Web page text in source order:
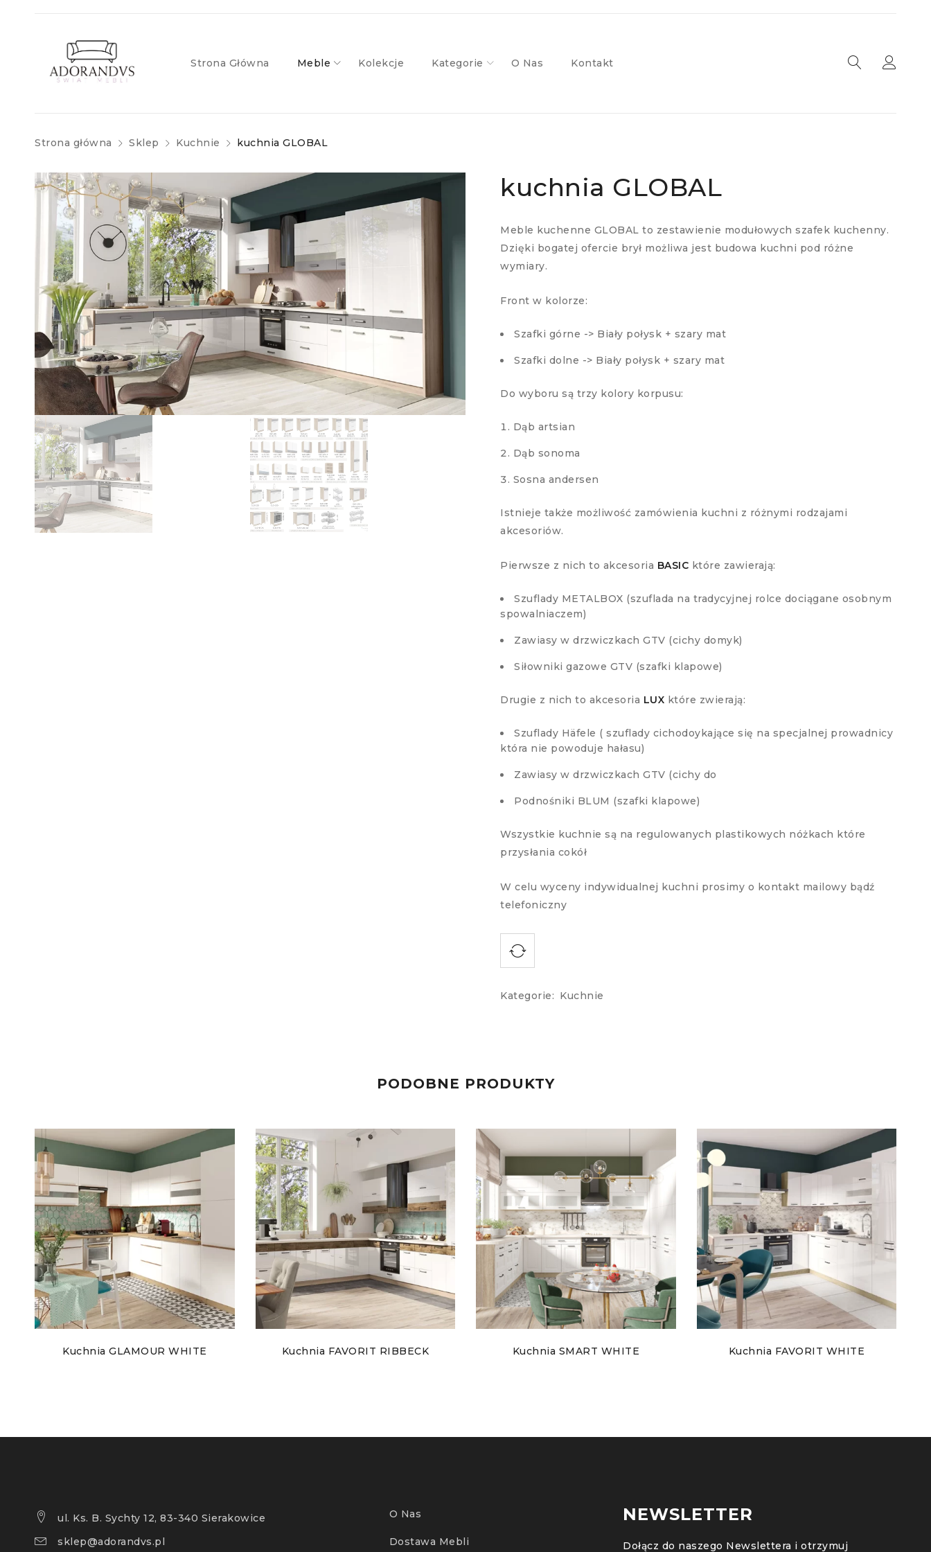
Strona Główna Meble Kolekcje Kategorie O Nas Kontakt
Strona główna Sklep Kuchnie kuchnia GLOBAL
kuchnia GLOBAL
Meble kuchenne GLOBAL to zestawienie modułowych szafek kuchenny.
Dzięki bogatej ofercie brył możliwa jest budowa kuchni pod różne
wymiary.
Front w kolorze:
Szafki górne -> Biały połysk + szary mat
Szafki dolne -> Biały połysk + szary mat
Do wyboru są trzy kolory korpusu:
Dąb artsian
Dąb sonoma
Sosna andersen
Istnieje także możliwość zamówienia kuchni z różnymi rodzajami
akcesoriów.
Pierwsze z nich to akcesoria BASIC które zawierają:
Szuflady METALBOX (szuflada na tradycyjnej rolce dociągane osobnym
spowalniaczem)
Zawiasy w drzwiczkach GTV (cichy domyk)
Siłowniki gazowe GTV (szafki klapowe)
Drugie z nich to akcesoria LUX które zwierają:
Szuflady Häfele ( szuflady cichodoykające się na specjalnej prowadnicy
która nie powoduje hałasu)
Zawiasy w drzwiczkach GTV (cichy do
Podnośniki BLUM (szafki klapowe)
Wszystkie kuchnie są na regulowanych plastikowych nóżkach które
przysłania cokół
W celu wyceny indywidualnej kuchni prosimy o kontakt mailowy bądź
telefoniczny
Kategorie: Kuchnie
PODOBNE PRODUKTY
Kuchnia GLAMOUR WHITE Kuchnia FAVORIT RIBBECK Kuchnia SMART WHITE Kuchnia FAVORIT WHITE
ul. Ks. B. Sychty 12, 83-340 Sierakowice
sklep@adorandvs.pl
O Nas
Dostawa Mebli
NEWSLETTER
Dołącz do naszego Newslettera i otrzymuj